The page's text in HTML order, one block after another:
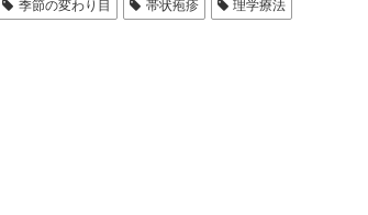
季節の変わり目 帯状疱疹 理学療法